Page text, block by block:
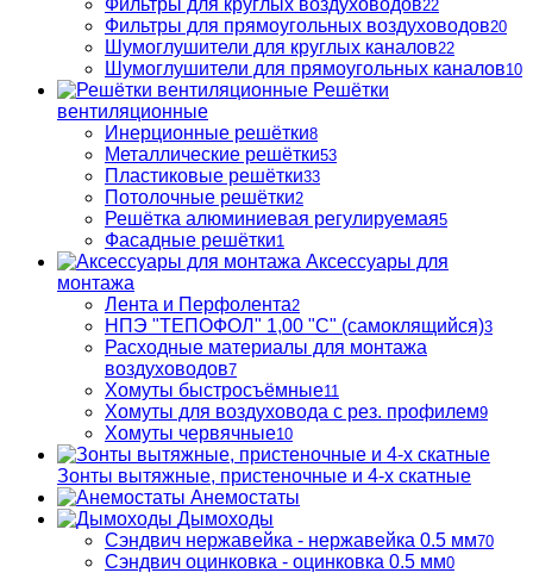
Фильтры для круглых воздуховодов22
Фильтры для прямоугольных воздуховодов20
Шумоглушители для круглых каналов22
Шумоглушители для прямоугольных каналов10
Решётки
вентиляционные
Инерционные решётки8
Металлические решётки53
Пластиковые решётки33
Потолочные решётки2
Решётка алюминиевая регулируемая5
Фасадные решётки1
Аксессуары для
монтажа
Лента и Перфолента2
НПЭ "ТЕПОФОЛ" 1,00 "С" (самоклящийся)3
Расходные материалы для монтажа
воздуховодов7
Хомуты быстросъёмные11
Хомуты для воздуховода с рез. профилем9
Хомуты червячные10
Зонты вытяжные, пристеночные и 4-х скатные
Анемостаты
Дымоходы
Сэндвич нержавейка - нержавейка 0.5 мм70
Сэндвич оцинковка - оцинковка 0.5 мм0